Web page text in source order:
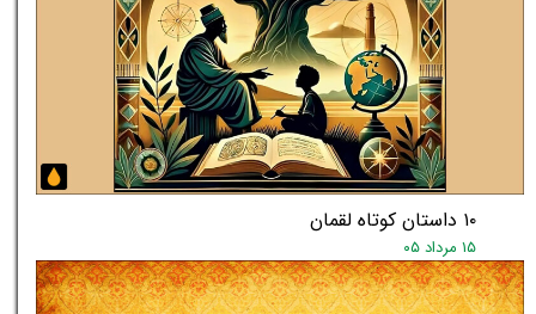
۱۰ داستان کوتاه لقمان
۱۵ مرداد ۰۵